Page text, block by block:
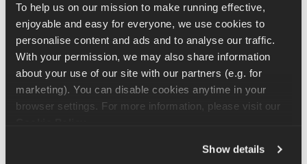
To help us on our mission to make running effective,
enjoyable and easy for everyone, we use cookies to
personalise content and ads and to analyse our traffic.
With your permission, we may also share information
about your use of our site with our partners (e.g. for
marketing). You can disable cookies anytime in your
Show details
Massagen: Du kannst noch weitere Dinge für eine
optimale Regeneration nutzen, z. B. Sportmassagen oder
auch Massagegeräte für zu Hause, wie Massagepistolen
oder Schaumstoffrollen.
Höre während des Trainings auf deinen Körper und gönne dir
bei Bedarf einen zusätzlichen Ruhetag oder verschiebe die